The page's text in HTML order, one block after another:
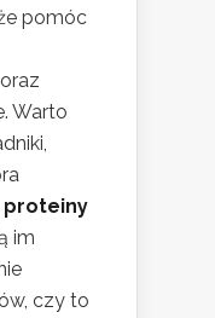
pomóc
Warto
proteiny
im
czy to